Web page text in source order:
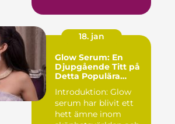
18. jan
Glow Serum: En
Djupgående Titt på
Detta Populära
Introduktion: Glow
serum har blivit ett
hett ämne inom